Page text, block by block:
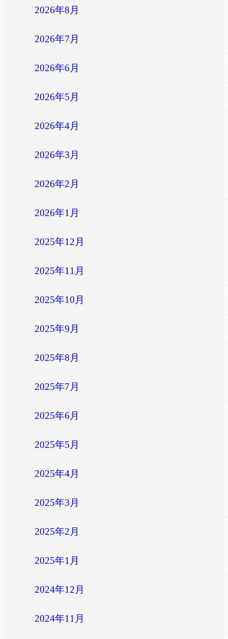
2026年8月
2026年7月
2026年6月
2026年5月
2026年4月
2026年3月
2026年2月
2026年1月
2025年12月
2025年11月
2025年10月
2025年9月
2025年8月
2025年7月
2025年6月
2025年5月
2025年4月
2025年3月
2025年2月
2025年1月
2024年12月
2024年11月